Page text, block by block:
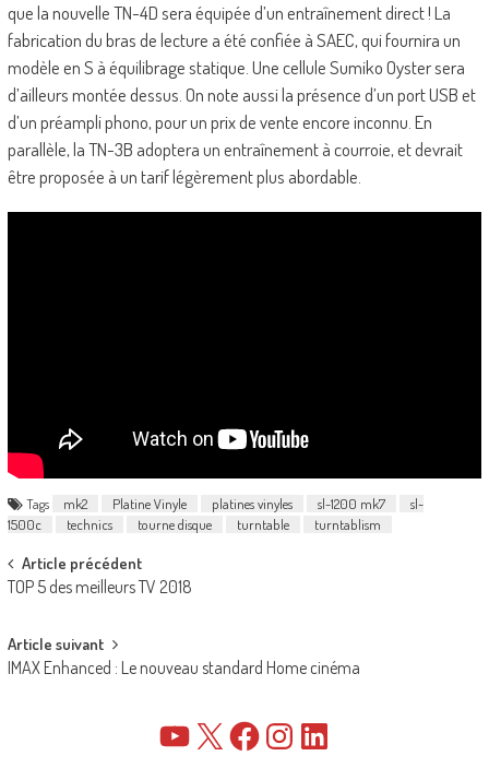
que la nouvelle TN-4D sera équipée d’un entraînement direct ! La
fabrication du bras de lecture a été confiée à SAEC, qui fournira un
modèle en S à équilibrage statique. Une cellule Sumiko Oyster sera
d’ailleurs montée dessus. On note aussi la présence d’un port USB et
d’un préampli phono, pour un prix de vente encore inconnu. En
parallèle, la TN-3B adoptera un entraînement à courroie, et devrait
être proposée à un tarif légèrement plus abordable.
Tags mk2 Platine Vinyle platines vinyles sl-1200 mk7
sl-
1500c
technics tourne disque turntable turntablism
Post
navigation
Article précédent
TOP 5 des meilleurs TV 2018
Article suivant
IMAX Enhanced : Le nouveau standard Home cinéma
YouTube FacebookInstagramLinkedIn